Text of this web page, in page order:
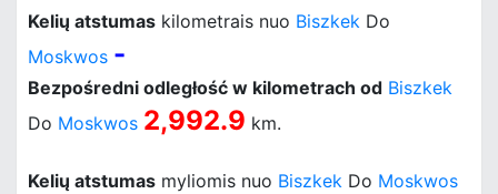
Kelių atstumas kilometrais nuo Biszkek Do
Moskwos -
Bezpośredni odległość w kilometrach od Biszkek
Do Moskwos 2,992.9 km.
Kelių atstumas myliomis nuo Biszkek Do Moskwos